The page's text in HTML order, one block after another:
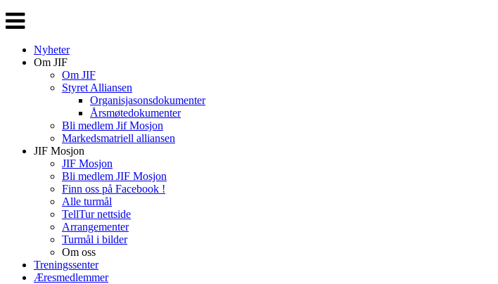
Veksle
navigasjon
Nyheter
Om JIF
Om JIF
Styret Alliansen
Organisjasonsdokumenter
Årsmøtedokumenter
Bli medlem Jif Mosjon
Markedsmatriell alliansen
JIF Mosjon
JIF Mosjon
Bli medlem JIF Mosjon
Finn oss på Facebook !
Alle turmål
TellTur nettside
Arrangementer
Turmål i bilder
Om oss
Treningssenter
Æresmedlemmer